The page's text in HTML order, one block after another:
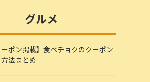
グルメ
ポン掲載】食べチョクのクーポン
法まとめ